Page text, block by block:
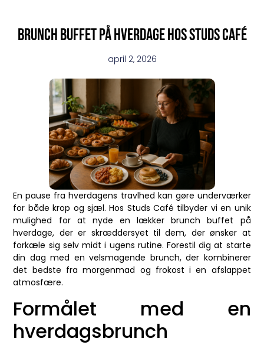
Brunch buffet på hverdage hos Studs Café
april 2, 2026
En pause fra hverdagens travlhed kan gøre underværker
for både krop og sjæl. Hos Studs Café tilbyder vi en unik
mulighed for at nyde en lækker brunch buffet på
hverdage, der er skræddersyet til dem, der ønsker at
forkæle sig selv midt i ugens rutine. Forestil dig at starte
din dag med en velsmagende brunch, der kombinerer
det bedste fra morgenmad og frokost i en afslappet
atmosfære.
Formålet med en
hverdagsbrunch